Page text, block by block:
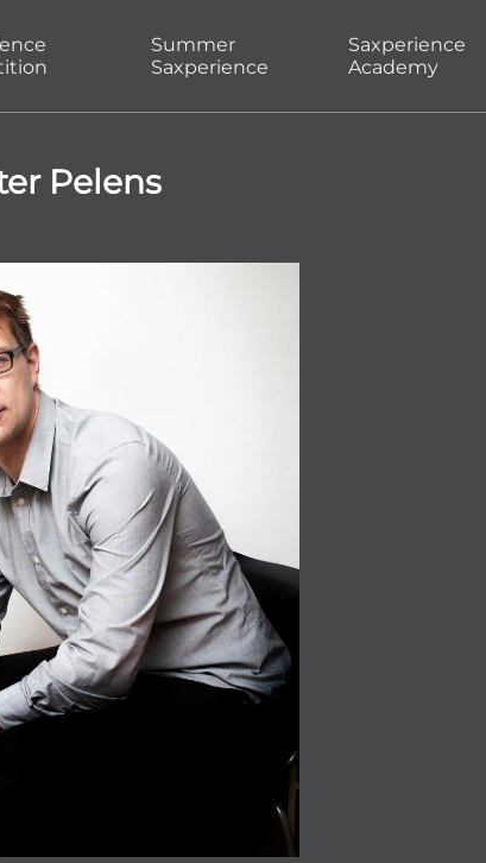
Summer
Saxperience
Saxperience
Academy
Pelens